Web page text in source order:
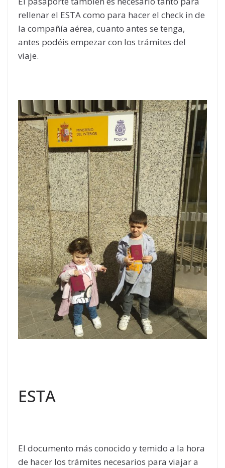
rellenar el ESTA como para hacer el check in de
la compañía aérea, cuanto antes se tenga,
antes podéis empezar con los trámites del
viaje.
ESTA
El documento más conocido y temido a la hora
de hacer los trámites necesarios para viajar a